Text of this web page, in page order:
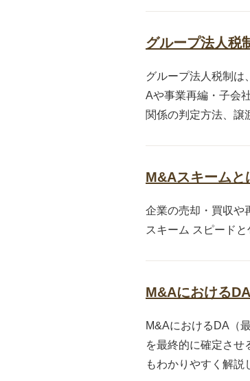
グループ法人税
グループ法人税制は
Aや事業再編・子会
関係の判定方法、譲
M&Aスキームと
企業の売却・買収や
スキーム スピード
M&Aにおける
M&AにおけるDA（
を最終的に確定させ
もわかりやすく解説